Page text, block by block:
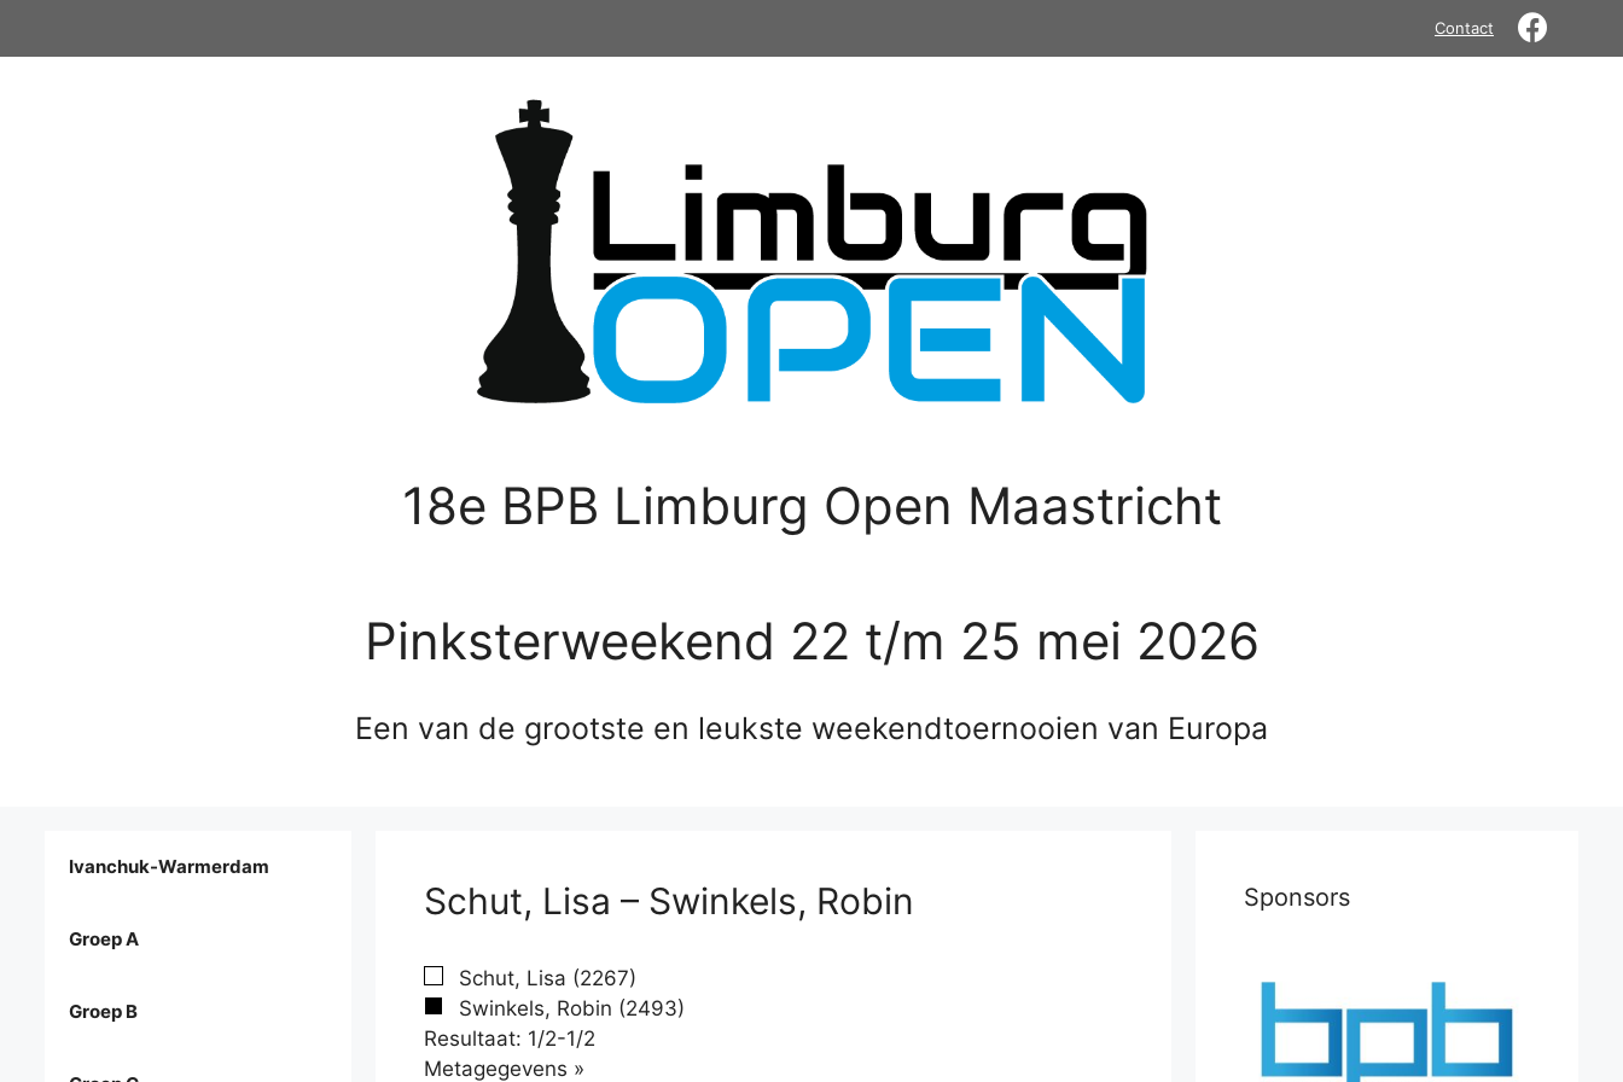
Contact
18e BPB Limburg Open Maastricht
Pinksterweekend 22 t/m 25 mei 2026
Een van de grootste en leukste weekendtoernooien van Europa
Schut, Lisa – Swinkels, Robin
Schut, Lisa (2267)
Swinkels, Robin (2493)
Resultaat: 1/2-1/2
Metagegevens »
Ivanchuk-Warmerdam
Groep A
Groep B
Sponsors